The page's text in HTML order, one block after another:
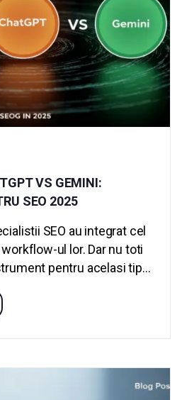
VS GEMINI:
SEO 2025
SEO au integrat cel
ul lor. Dar nu toti
pentru acelasi tip